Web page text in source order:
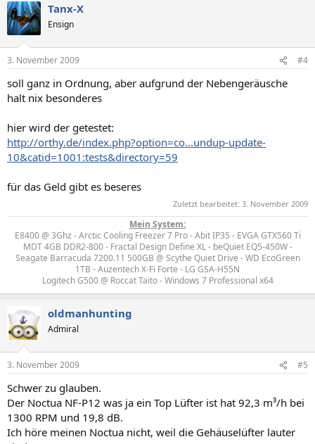
Tanx-X
Ensign
3. November 2009 #4
soll ganz in Ordnung, aber aufgrund der Nebengeräusche
halt nix besonderes
hier wird der getestet:
http://orthy.de/index.php?option=co...undup-update-
10&catid=1001:tests&directory=59
für das Geld gibt es beseres
Zuletzt bearbeitet: 3. November 2009
Mein System:
E8400 @ 3Ghz - Arctic Cooling Freezer 7 Pro - Abit IP35 - EVGA GTX560 Ti
MDT 4GB DDR2-800 - Fractal Design Define XL - beQuiet EQ5-450W -
Seagate Barracuda 7200.11 500GB @ Scythe Quiet Drive - WD EcoGreen
1TB - Auzentech X-Fi Forte - LG GSA-H55N
Logitech G500 @ Roccat Taito - Windows 7 Professional x64​
oldmanhunting
Admiral
3. November 2009 #5
Schwer zu glauben.
Der Noctua NF-P12 was ja ein Top Lüfter ist hat 92,3 m³/h bei
1300 RPM und 19,8 dB.
Ich höre meinen Noctua nicht, weil die Gehäuselüfter lauter